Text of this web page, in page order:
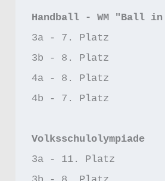
Handball - WM "Ball
3a - 7. Platz
3b - 8. Platz
4a - 8. Platz
4b - 7. Platz
Volksschulolympiade
3a - 11. Platz